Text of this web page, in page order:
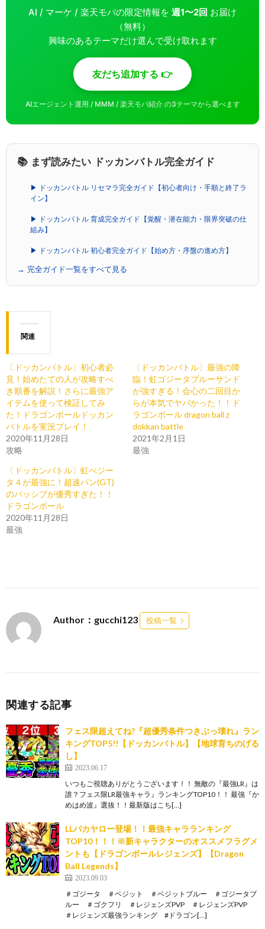
AI / マーケ / 楽天モバの限定情報を 週1〜2回 お届け
（無料）
興味のあるテーマだけ選んで受け取れます
友だち追加する 👉
AIエージェント運用 / MMM / 楽天モバ紹介 の3テーマから選べます
📚 まず読みたい ドッカンバトル完全ガイド
▶ ドッカンバトル リセマラ完全ガイド【初心者向け・手順と終了ラ
イン】
▶ ドッカンバトル 育成完全ガイド【覚醒・潜在能力・限界突破の仕
組み】
▶ ドッカンバトル 初心者完全ガイド【始め方・序盤の進め方】
→ 完全ガイド一覧をすべて見る
関連
〔ドッカンバトル〕初心者必
見！始めたての人が攻略すべ
き順番を解説！さらに最強ア
イテムを使って検証してみ
た！ドラゴンボールドッカン
バトルを実況プレイ！
2020年11月28日
攻略
〔ドッカンバトル〕最強の降
臨！虹ゴジータブルーサンド
が強すぎる！会心の二回目か
らが本気でヤバかった！！ド
ラゴンボール dragon ball z
dokkan battle
2021年2月1日
最強
〔ドッカンバトル〕虹べジー
タ４が最強に！超速パン(GT)
のパッシブが優秀すぎた！！
ドラゴンボール
2020年11月28日
最強
Author：gucchi123 投稿一覧
関連する記事
フェス限超えてね?『超優秀条件つきぶっ壊れ』ラン
キングTOP5!!【ドッカンバトル】【地球育ちのげる
し】
2023.06.17
いつもご視聴ありがとうございます！！ 無敵の『最強LR』は
誰？フェス限LR最強キャラ』ランキングTOP10！！ 最強『か
めはめ波』選抜！！最新版はこち[…]
LLバカヤロー登場！！最強キャラランキング
TOP10！！！※新キャラクターのオススメフラグメ
ントも【ドラゴンボールレジェンズ】【Dragon
Ball Legends】
2023.09.03
＃ゴジータ ＃ベジット ＃ベジットブルー ＃ゴジータブ
ルー ＃ゴクフリ ＃レジェンズPVP ＃レジェンズPVP
＃レジェンズ最強ランキング #ドラゴン[…]